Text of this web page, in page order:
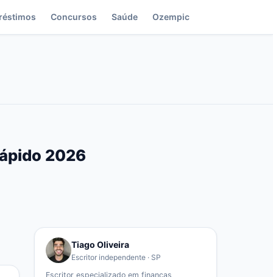
Concursos Saúde Ozempic
2026
Tiago Oliveira
Escritor independente · SP
Escritor especializado em finanças